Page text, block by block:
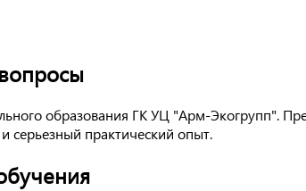
образования ГК УЦ "Арм-Экогрупп".
серьезный практический опыт.